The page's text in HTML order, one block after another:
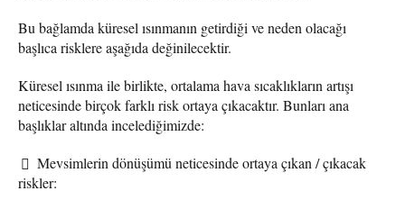
Bu bağlamda küresel ısınmanın getirdiği ve neden olacağı
başlıca risklere aşağıda değinilecektir.
Küresel ısınma ile birlikte, ortalama hava sıcaklıkların artışı
neticesinde birçok farklı risk ortaya çıkacaktır. Bunları ana
başlıklar altında incelediğimizde:
Mevsimlerin dönüşümü neticesinde ortaya çıkan / çıkacak
riskler: